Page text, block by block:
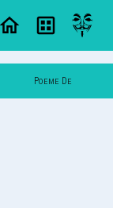
Poeme De